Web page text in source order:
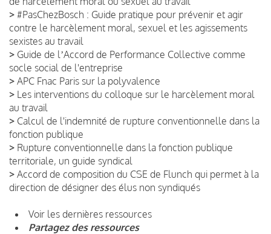
> #PasChezBosch : Guide pratique pour prévenir et agir
contre le harcèlement moral, sexuel et les agissements
sexistes au travail
> Guide de lʼAccord de Performance Collective comme
socle social de l'entreprise
> APC Fnac Paris sur la polyvalence
> Les interventions du colloque sur le harcèlement moral
au travail
> Calcul de l'indemnité de rupture conventionnelle dans la
fonction publique
> Rupture conventionnelle dans la fonction publique
territoriale, un guide syndical
> Accord de composition du CSE de Flunch qui permet à la
direction de désigner des élus non syndiqués
Voir les dernières ressources
Partagez des ressources